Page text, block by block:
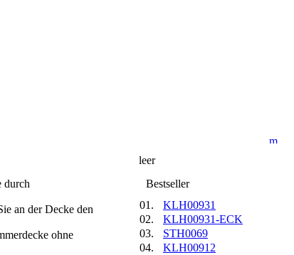
durch
an der Decke den
ohne
leer
Best­seller
01.
KLH00931
02.
KLH00931-ECK
03.
STH0069
04.
KLH00912